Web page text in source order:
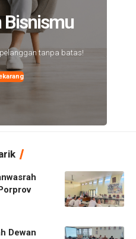
Bisnismu
tanpa batas!
Dewan